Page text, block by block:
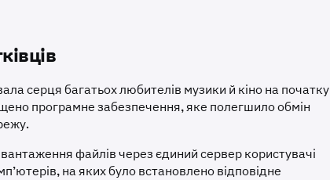
серця багатьох любителів музики й кіно на початку
програмне забезпечення, яке полегшило обмін
файлів через єдиний сервер користувачі
на яких було встановлено відповідне